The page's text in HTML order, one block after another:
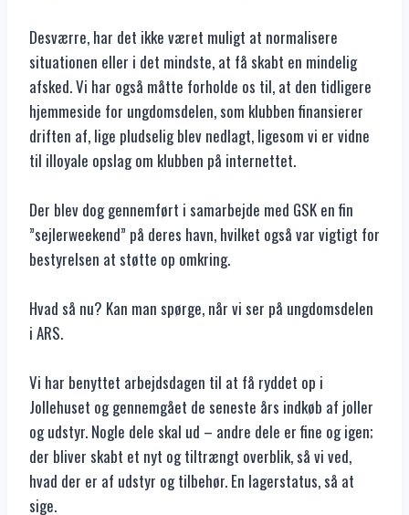
Desværre, har det ikke været muligt at normalisere
situationen eller i det mindste, at få skabt en mindelig
afsked. Vi har også måtte forholde os til, at den tidligere
hjemmeside for ungdomsdelen, som klubben finansierer
driften af, lige pludselig blev nedlagt, ligesom vi er vidne
til illoyale opslag om klubben på internettet.
Der blev dog gennemført i samarbejde med GSK en fin
”sejlerweekend” på deres havn, hvilket også var vigtigt for
bestyrelsen at støtte op omkring.
Hvad så nu? Kan man spørge, når vi ser på ungdomsdelen
i ARS.
Vi har benyttet arbejdsdagen til at få ryddet op i
Jollehuset og gennemgået de seneste års indkøb af joller
og udstyr. Nogle dele skal ud – andre dele er fine og igen;
der bliver skabt et nyt og tiltrængt overblik, så vi ved,
hvad der er af udstyr og tilbehør. En lagerstatus, så at
sige.